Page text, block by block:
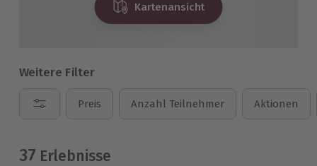
Kartenansicht
Weitere Filter
Preis Anzahl Teilnehmer Aktionen
37 Erlebnisse